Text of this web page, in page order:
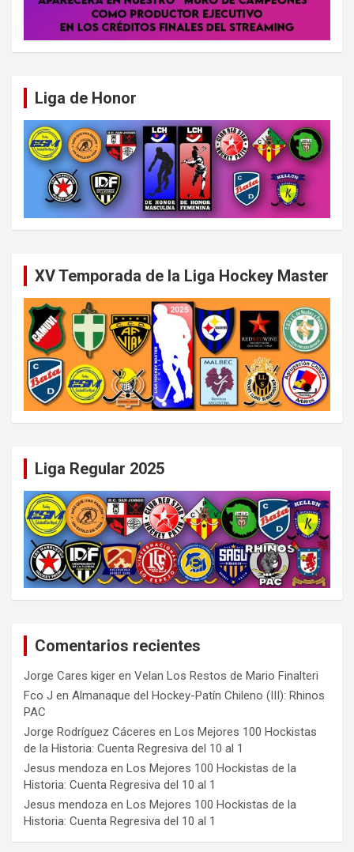
Liga de Honor
XV Temporada de la Liga Hockey Master
Liga Regular 2025
Comentarios recientes
Jorge Cares kiger en Velan Los Restos de Mario Finalteri
Fco J en Almanaque del Hockey-Patín Chileno (III): Rhinos
PAC
Jorge Rodríguez Cáceres en Los Mejores 100 Hockistas
de la Historia: Cuenta Regresiva del 10 al 1
Jesus mendoza en Los Mejores 100 Hockistas de la
Historia: Cuenta Regresiva del 10 al 1
Jesus mendoza en Los Mejores 100 Hockistas de la
Historia: Cuenta Regresiva del 10 al 1